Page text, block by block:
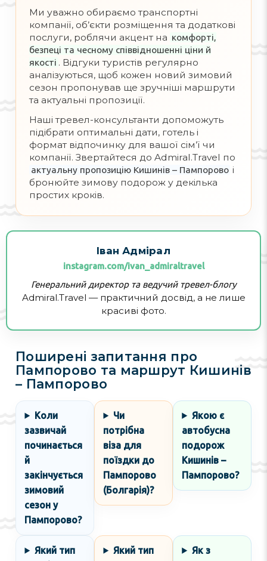
Ми уважно обираємо транспортні
компанії, об’єкти розміщення та додаткові
послуги, роблячи акцент на комфорті,
безпеці та чесному співвідношенні ціни й
якості . Відгуки туристів регулярно
аналізуються, щоб кожен новий зимовий
сезон пропонував ще зручніші маршрути
та актуальні пропозиції.
Наші тревел-консультанти допоможуть
підібрати оптимальні дати, готель і
формат відпочинку для вашої сім’ї чи
компанії. Звертайтеся до Admiral.Travel по
актуальну пропозицію Кишинів – Пампорово і
бронюйте зимову подорож у декілька
простих кроків.
Іван Адмірал
instagram.com/ivan_admiraltravel
Генеральний директор та ведучий тревел-блогу
Admiral.Travel — практичний досвід, а не лише
красиві фото.
Поширені запитання про
Пампорово та маршрут Кишинів
– Пампорово
Коли
зазвичай
починається
й
закінчується
зимовий
сезон у
Пампорово?
Чи
потрібна
віза для
поїздки до
Пампорово
(Болгарія)?
Якою є
автобусна
подорож
Кишинів –
Пампорово?
Який тип
Який тип
Як з